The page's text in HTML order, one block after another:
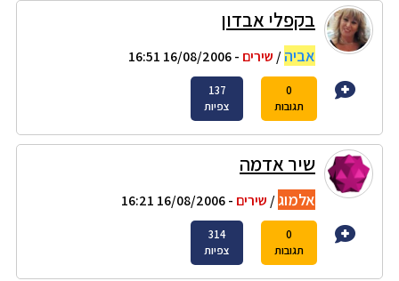
בקפלי אבדון
אביה/ שירים - 16/08/2006 16:51
0
תגובות
137
צפיות
שיר אדמה
אלמוג/ שירים - 16/08/2006 16:21
0
תגובות
314
צפיות